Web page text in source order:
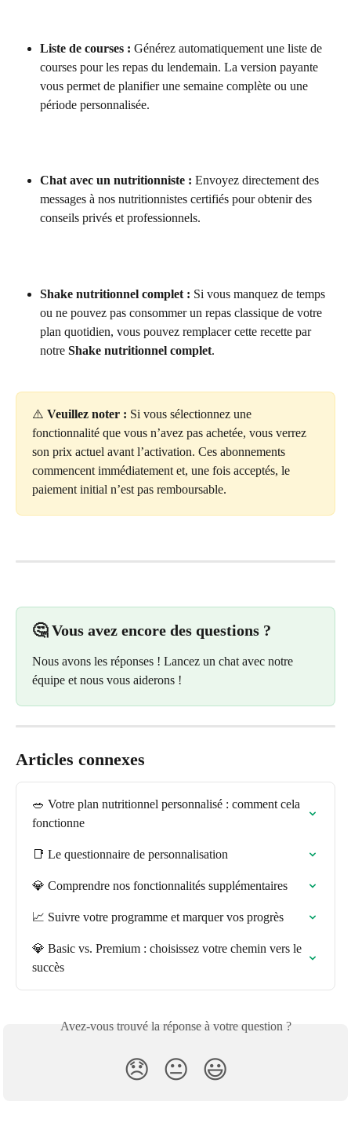
Liste de courses : Générez automatiquement une liste de
courses pour les repas du lendemain. La version payante
vous permet de planifier une semaine complète ou une
période personnalisée.
Chat avec un nutritionniste : Envoyez directement des
messages à nos nutritionnistes certifiés pour obtenir des
conseils privés et professionnels.
Shake nutritionnel complet : Si vous manquez de temps
ou ne pouvez pas consommer un repas classique de votre
plan quotidien, vous pouvez remplacer cette recette par
notre Shake nutritionnel complet.
⚠️ Veuillez noter : Si vous sélectionnez une
fonctionnalité que vous n’avez pas achetée, vous verrez
son prix actuel avant l’activation. Ces abonnements
commencent immédiatement et, une fois acceptés, le
paiement initial n’est pas remboursable.
🤔 Vous avez encore des questions ?
Nous avons les réponses ! Lancez un chat avec notre
équipe et nous vous aiderons !
Articles connexes
🥗 Votre plan nutritionnel personnalisé : comment cela
fonctionne
📑 Le questionnaire de personnalisation
💎 Comprendre nos fonctionnalités supplémentaires
📈 Suivre votre programme et marquer vos progrès
💎 Basic vs. Premium : choisissez votre chemin vers le
succès
Avez-vous trouvé la réponse à votre question ?
😞 😐 😃